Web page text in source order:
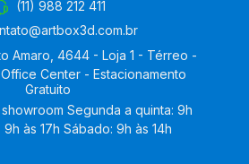
(11) 988 212 411
Amaro, 4644 - Loja 1 - Térreo -
Center - Estacionamento
Gratuito
Segunda a quinta: 9h
9h às 17h Sábado: 9h às 14h